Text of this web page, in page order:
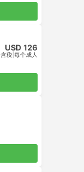
USD 126
含税 每个成人